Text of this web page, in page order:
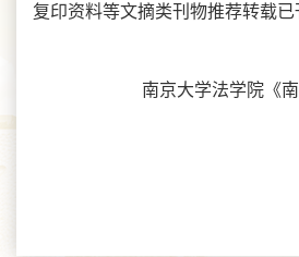
复印资料等文摘类刊物推荐转载已
南京大学法学院《